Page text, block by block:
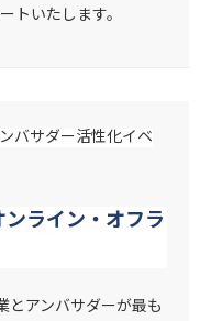
トいたします。
バサダー活性化イベ
ライン・オフラ
とアンバサダーが最も